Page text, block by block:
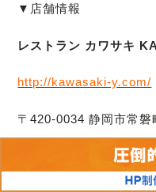
▼店舗情報
レストラン カワサキ
http://kawasaki-y.com/
〒420-0034 静岡市常
SQUARE 2F
TEL：054-272-0066